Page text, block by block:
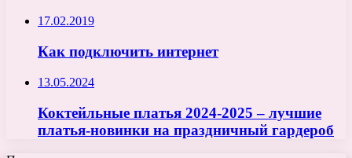
17.02.2019
Как подключить интернет
13.05.2024
Коктейльные платья 2024-2025 – лучшие
платья-новинки на праздничный гардероб